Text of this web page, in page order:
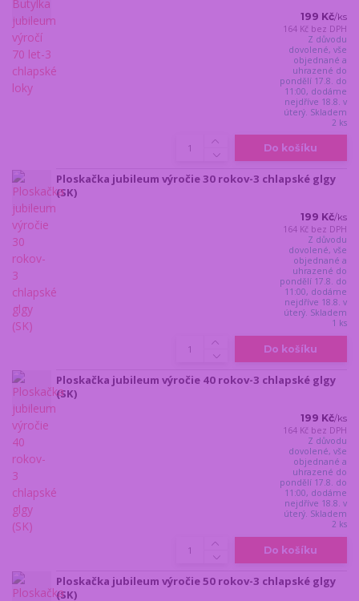
199 Kč/ks
164 Kč bez DPH
Z důvodu
dovolené, vše
objednané a
uhrazené do
pondělí 17.8. do
11:00, dodáme
nejdříve 18.8. v
úterý. Skladem
2 ks
Do košíku
Ploskačka jubileum výročie 30 rokov-3 chlapské glgy
(SK)
199 Kč/ks
164 Kč bez DPH
Z důvodu
dovolené, vše
objednané a
uhrazené do
pondělí 17.8. do
11:00, dodáme
nejdříve 18.8. v
úterý. Skladem
1 ks
Do košíku
Ploskačka jubileum výročie 40 rokov-3 chlapské glgy
(SK)
199 Kč/ks
164 Kč bez DPH
Z důvodu
dovolené, vše
objednané a
uhrazené do
pondělí 17.8. do
11:00, dodáme
nejdříve 18.8. v
úterý. Skladem
2 ks
Do košíku
Ploskačka jubileum výročie 50 rokov-3 chlapské glgy
(SK)